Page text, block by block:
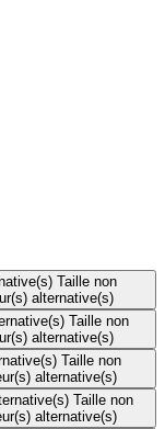
Taille non
alternative(s)
Taille non
alternative(s)
Taille non
alternative(s)
Taille non
alternative(s)